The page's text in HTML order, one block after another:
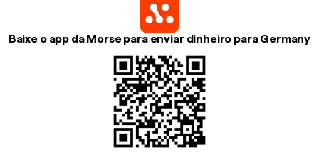
Baixe o app da Morse para enviar dinheiro para Germany